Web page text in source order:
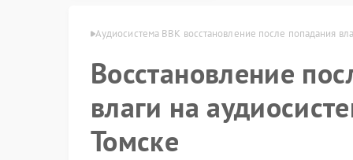
Аудиосистема BBK восстановление после попадания
Восстановление
влаги на
Томске